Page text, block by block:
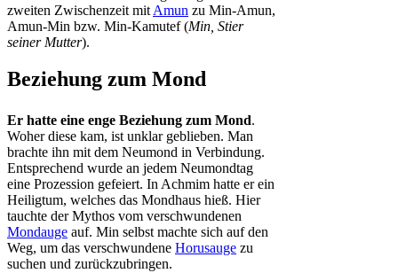
zweiten Zwischenzeit mit Amun zu Min-Amun,
Amun-Min bzw. Min-Kamutef (Min, Stier
seiner Mutter).
Beziehung zum Mond
Er hatte eine enge Beziehung zum Mond.
Woher diese kam, ist unklar geblieben. Man
brachte ihn mit dem Neumond in Verbindung.
Entsprechend wurde an jedem Neumondtag
eine Prozession gefeiert. In Achmim hatte er ein
Heiligtum, welches das Mondhaus hieß. Hier
tauchte der Mythos vom verschwundenen
Mondauge auf. Min selbst machte sich auf den
Weg, um das verschwundene Horusauge zu
suchen und zurückzubringen.